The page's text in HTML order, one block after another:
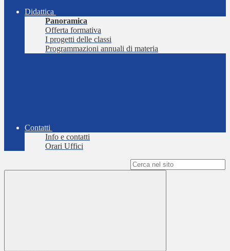
Didattica
Panoramica
Offerta formativa
I progetti delle classi
Programmazioni annuali di materia
Contatti
Info e contatti
Orari Uffici